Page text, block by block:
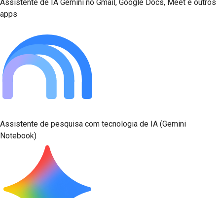
Assistente de IA Gemini no Gmail, Google Docs, Meet e outros
apps
Assistente de pesquisa com tecnologia de IA (Gemini
Notebook)